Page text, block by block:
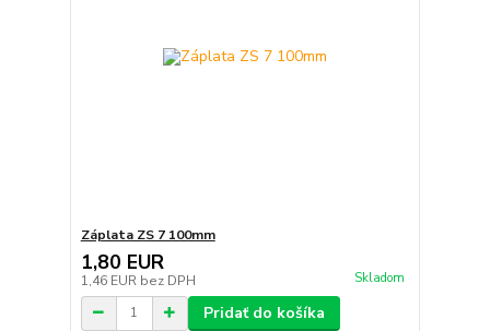
Záplata ZS 7 100mm
1,80 EUR
1,46 EUR bez DPH Skladom
Pridať do košíka